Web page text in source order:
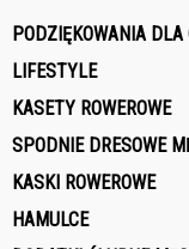
PODZIĘKOWANIA DLA
LIFESTYLE
KASETY ROWEROWE
SPODNIE DRESOWE
KASKI ROWEROWE
HAMULCE